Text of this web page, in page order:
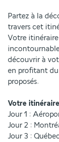
Partez à la
travers cet
Votre itinéraire
découvrir à
en profitant du
proposés.
Votre
Jour 1 :
Jour 2 :
Jour 3 : Québec